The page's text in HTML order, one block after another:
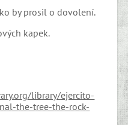
by prosil o dovolení.
kapek.
library/ejercito-
the-tree-the-rock-